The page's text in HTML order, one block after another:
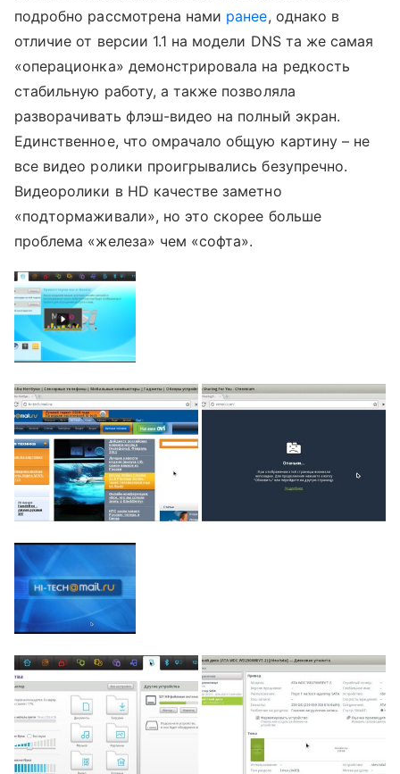
подробно рассмотрена нами ранее, однако в
отличие от версии 1.1 на модели DNS та же самая
«операционка» демонстрировала на редкость
стабильную работу, а также позволяла
разворачивать флэш-видео на полный экран.
Единственное, что омрачало общую картину – не
все видео ролики проигрывались безупречно.
Видеоролики в HD качестве заметно
«подтормаживали», но это скорее больше
проблема «железа» чем «софта».